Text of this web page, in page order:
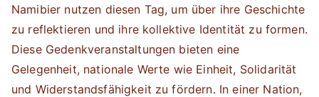
Namibier nutzen diesen Tag, um über ihre Geschichte
zu reflektieren und ihre kollektive Identität zu formen.
Diese Gedenkveranstaltungen bieten eine
Gelegenheit, nationale Werte wie Einheit, Solidarität
und Widerstandsfähigkeit zu fördern. In einer Nation,